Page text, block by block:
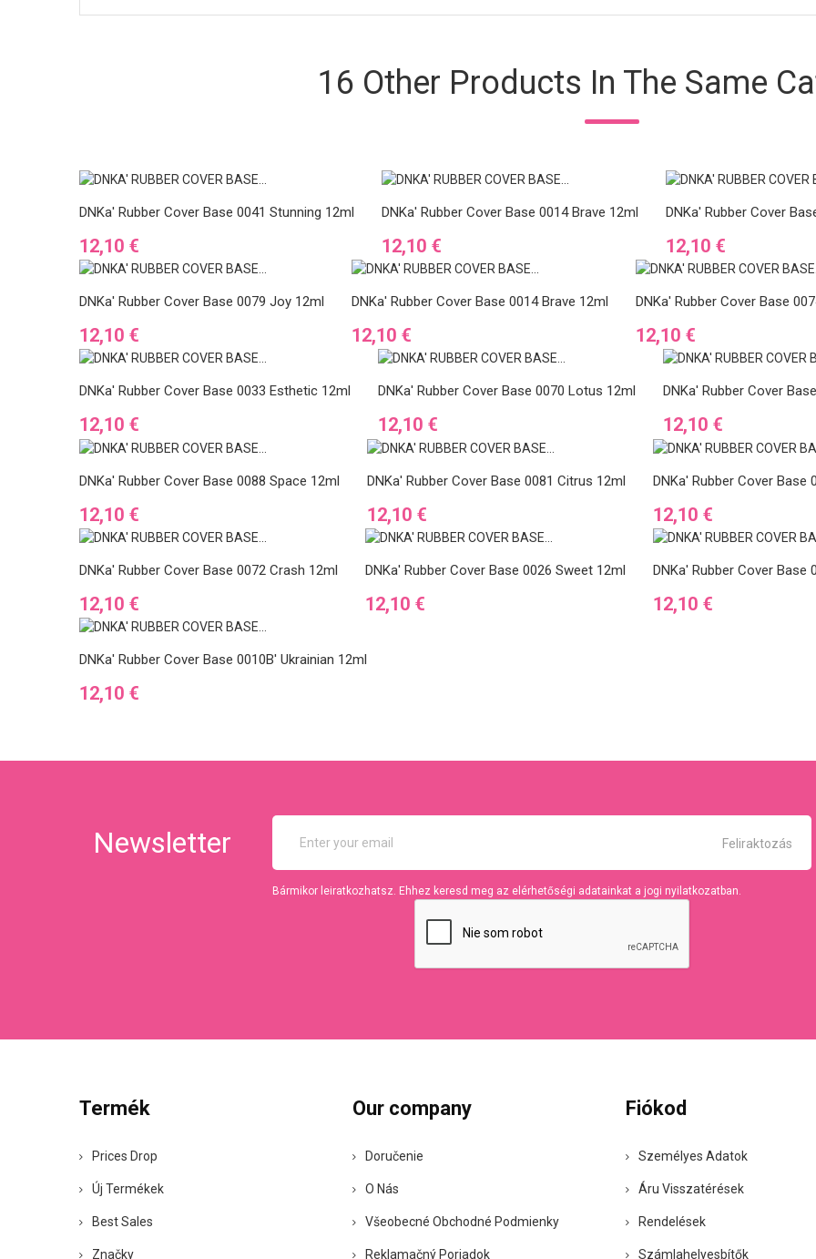
16 Other Products In The Same
DNKa' Rubber Cover Base 0041 Stunning 12ml
Ár
12,10 €
DNKa' Rubber Cover Base 0014 Brave 12ml
Ár
12,10 €
DNKa' Rubber Cover
Ár
12,10 €
DNKa' Rubber Cover Base 0079 Joy 12ml
Ár
12,10 €
DNKa' Rubber Cover Base 0014 Brave 12ml
Ár
12,10 €
DNKa' Rubber Cover Base
Ár
12,10 €
DNKa' Rubber Cover Base 0033 Esthetic 12ml
Ár
12,10 €
DNKa' Rubber Cover Base 0070 Lotus 12ml
Ár
12,10 €
DNKa' Rubber Cover
Ár
12,10 €
DNKa' Rubber Cover Base 0088 Space 12ml
Ár
12,10 €
DNKa' Rubber Cover Base 0081 Citrus 12ml
Ár
12,10 €
DNKa' Rubber Cover Base
Ár
12,10 €
DNKa' Rubber Cover Base 0072 Crash 12ml
Ár
12,10 €
DNKa' Rubber Cover Base 0026 Sweet 12ml
Ár
12,10 €
DNKa' Rubber Cover Base
Ár
12,10 €
DNKa' Rubber Cover Base 0010B' Ukrainian 12ml
Ár
12,10 €
Newsletter
Bármikor leiratkozhatsz. Ehhez keresd meg az elérhetőségi adatainkat a jogi nyilatkozatban.
Termék
Prices Drop
Új Termékek
Best Sales
Značky
Our company
Doručenie
O Nás
Všeobecné Obchodné Podmienky
Reklamačný Poriadok
Fiókod
Személyes Adatok
Áru Visszatérések
Rendelések
Számlahelyesbítők